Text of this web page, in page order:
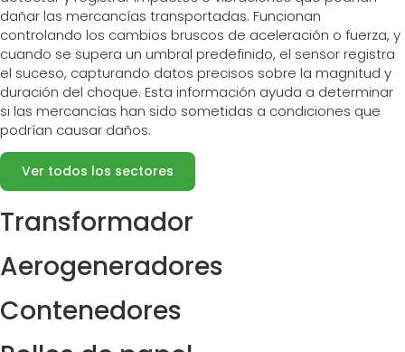
dañar las mercancías transportadas. Funcionan
controlando los cambios bruscos de aceleración o fuerza, y
cuando se supera un umbral predefinido, el sensor registra
el suceso, capturando datos precisos sobre la magnitud y
duración del choque. Esta información ayuda a determinar
si las mercancías han sido sometidas a condiciones que
podrían causar daños.
Ver todos los sectores
Transformador
Aerogeneradores
Contenedores